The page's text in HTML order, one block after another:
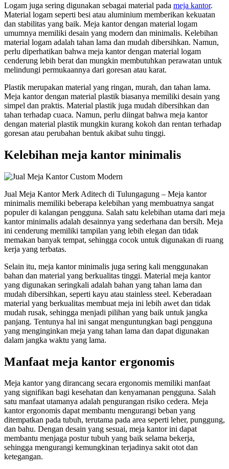
Logam juga sering digunakan sebagai material pada meja kantor.
Material logam seperti besi atau aluminium memberikan kekuatan
dan stabilitas yang baik. Meja kantor dengan material logam
umumnya memiliki desain yang modern dan minimalis. Kelebihan
material logam adalah tahan lama dan mudah dibersihkan. Namun,
perlu diperhatikan bahwa meja kantor dengan material logam
cenderung lebih berat dan mungkin membutuhkan perawatan untuk
melindungi permukaannya dari goresan atau karat.
Plastik merupakan material yang ringan, murah, dan tahan lama.
Meja kantor dengan material plastik biasanya memiliki desain yang
simpel dan praktis. Material plastik juga mudah dibersihkan dan
tahan terhadap cuaca. Namun, perlu diingat bahwa meja kantor
dengan material plastik mungkin kurang kokoh dan rentan terhadap
goresan atau perubahan bentuk akibat suhu tinggi.
Kelebihan meja kantor minimalis
Jual Meja Kantor Merk Aditech di Tulungagung – Meja kantor
minimalis memiliki beberapa kelebihan yang membuatnya sangat
populer di kalangan pengguna. Salah satu kelebihan utama dari meja
kantor minimalis adalah desainnya yang sederhana dan bersih. Meja
ini cenderung memiliki tampilan yang lebih elegan dan tidak
memakan banyak tempat, sehingga cocok untuk digunakan di ruang
kerja yang terbatas.
Selain itu, meja kantor minimalis juga sering kali menggunakan
bahan dan material yang berkualitas tinggi. Material meja kantor
yang digunakan seringkali adalah bahan yang tahan lama dan
mudah dibersihkan, seperti kayu atau stainless steel. Keberadaan
material yang berkualitas membuat meja ini lebih awet dan tidak
mudah rusak, sehingga menjadi pilihan yang baik untuk jangka
panjang. Tentunya hal ini sangat menguntungkan bagi pengguna
yang menginginkan meja yang tahan lama dan dapat digunakan
dalam jangka waktu yang lama.
Manfaat meja kantor ergonomis
Meja kantor yang dirancang secara ergonomis memiliki manfaat
yang signifikan bagi kesehatan dan kenyamanan pengguna. Salah
satu manfaat utamanya adalah pengurangan risiko cedera. Meja
kantor ergonomis dapat membantu mengurangi beban yang
ditempatkan pada tubuh, terutama pada area seperti leher, punggung,
dan bahu. Dengan desain yang sesuai, meja kantor ini dapat
membantu menjaga postur tubuh yang baik selama bekerja,
sehingga mengurangi kemungkinan terjadinya sakit otot dan
ketegangan.